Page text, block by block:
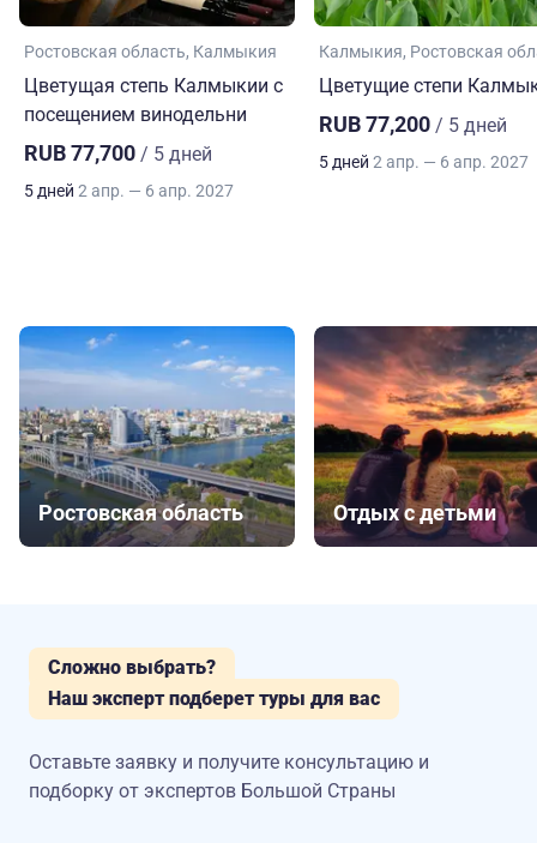
Ростовская область Калмыкия
Цветущая степь Калмыкии с
посещением винодельни
RUB 77,700 / 5 дней
5 дней 2 апр. — 6 апр. 2027
Калмыкия Ростовская
Цветущие степи
RUB 77,200 / 5 дней
5 дней 2 апр. — 6 апр. 2027
Ростовская область Отдых с детьми
Сложно выбрать?
Наш эксперт подберет туры для вас
Оставьте заявку и получите консультацию и
подборку от экспертов Большой Страны